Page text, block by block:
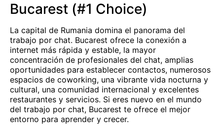
Bucarest (#1 Choice)
La capital de Rumania domina el panorama del
trabajo por chat. Bucarest ofrece la conexión a
internet más rápida y estable, la mayor
concentración de profesionales del chat, amplias
oportunidades para establecer contactos, numerosos
espacios de coworking, una vibrante vida nocturna y
cultural, una comunidad internacional y excelentes
restaurantes y servicios. Si eres nuevo en el mundo
del trabajo por chat, Bucarest te ofrece el mejor
entorno para aprender y crecer.